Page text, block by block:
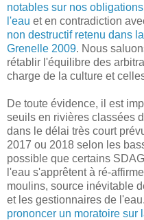
notables sur nos
l'eau et en contradiction
non destructif retenu dans
Grenelle 2009. Nous
rétablir l'équilibre des
charge de la culture et
De toute évidence, il est
seuils en rivières classées
dans le délai très court
2017 ou 2018 selon les
possible que certains
l'eau s'apprêtent à ré-
moulins, source inévitable
et les gestionnaires de l'eau.
prononcer un moratoire sur